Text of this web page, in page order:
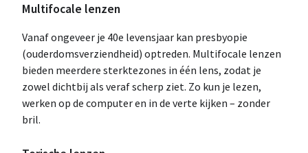
Multifocale lenzen
Vanaf ongeveer je 40e levensjaar kan presbyopie
(ouderdomsverziendheid) optreden. Multifocale lenzen
bieden meerdere sterktezones in één lens, zodat je
zowel dichtbij als veraf scherp ziet. Zo kun je lezen,
werken op de computer en in de verte kijken – zonder
bril.